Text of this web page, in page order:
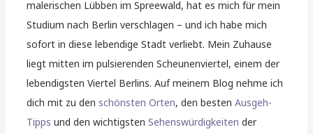
malerischen Lübben im Spreewald, hat es mich für mein
Studium nach Berlin verschlagen – und ich habe mich
sofort in diese lebendige Stadt verliebt. Mein Zuhause
liegt mitten im pulsierenden Scheunenviertel, einem der
lebendigsten Viertel Berlins. Auf meinem Blog nehme ich
dich mit zu denschönsten Orten, den bestenAusgeh-
Tipps und den wichtigstenSehenswürdigkeiten der